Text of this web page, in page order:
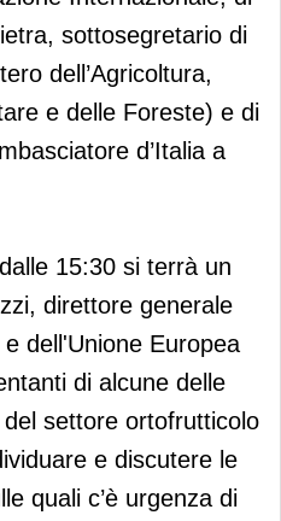
sottosegretario di
dell’Agricoltura,
e delle Foreste) e di
d’Italia a
15:30 si terrà un
direttore generale
dell'Unione Europea
di alcune delle
settore ortofrutticolo
e discutere le
quali c’è urgenza di